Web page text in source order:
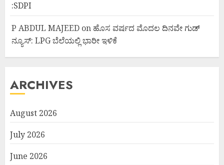
:SDPI
P ABDUL MAJEED on ಹೊಸ ವರ್ಷದ ಮೊದಲ ದಿನವೇ ಗುಡ್
ನ್ಯೂಸ್: LPG ಬೆಲೆಯಲ್ಲಿ ಭಾರೀ ಇಳಿಕೆ
ARCHIVES
August 2026
July 2026
June 2026